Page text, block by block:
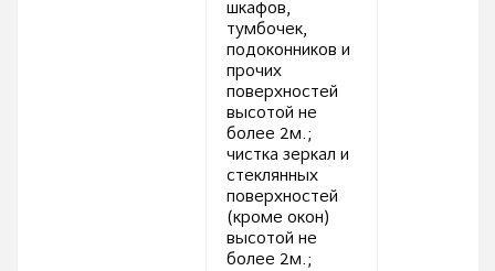
шкафов,
тумбочек,
подоконников и
прочих
поверхностей
высотой не
более 2м.;
чистка зеркал и
стеклянных
поверхностей
(кроме окон)
высотой не
более 2м.;